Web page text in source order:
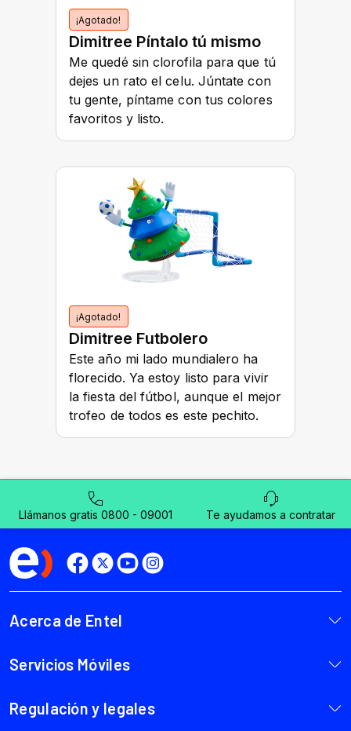
Llámanos gratis 0800 - 09001 Te ayudamos a contratar